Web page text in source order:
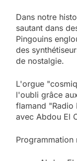
Dans notre
sautant dans
Pingouins
des
de nostalgie.
L'orgue
l'oubli grâce
flamand "Radio
avec Abdou El
Programmation